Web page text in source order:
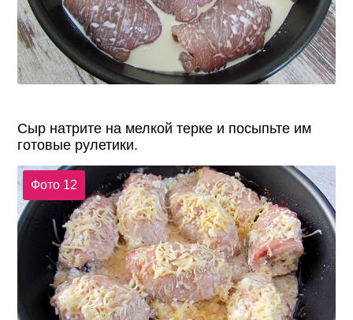
Сыр натрите на мелкой терке и посыпьте им
готовые рулетики.
Фото 12